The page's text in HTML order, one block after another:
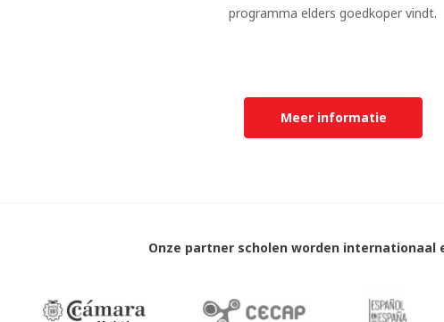
programma elders goedkoper vindt.
Meer informatie
Onze partner scholen worden internationaal